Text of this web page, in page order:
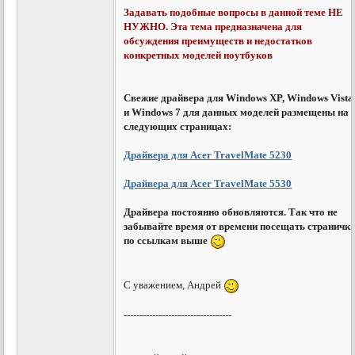
Задавать подобные вопросы в данной теме НЕ
НУЖНО. Эта тема предназначена для
обсуждения преимуществ и недостатков
конкретных моделей ноутбуков
Свежие драйвера для Windows XP, Windows Vista
и Windows 7 для данных моделей размещены на
следующих страницах:
Драйвера для Acer TravelMate 5230
Драйвера для Acer TravelMate 5530
Драйвера постоянно обновляются. Так что не
забывайте время от времени посещать
по ссылкам выше
С уважением, Андрей
----------------------------------